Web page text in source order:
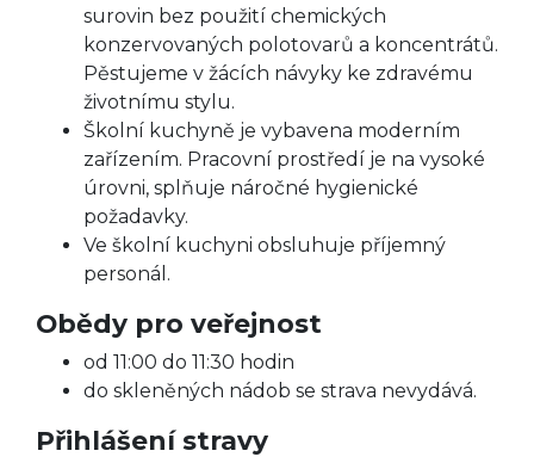
surovin bez použití chemických
konzervovaných polotovarů a koncentrátů.
Pěstujeme v žácích návyky ke zdravému
životnímu stylu.
Školní kuchyně je vybavena moderním
zařízením. Pracovní prostředí je na vysoké
úrovni, splňuje náročné hygienické
požadavky.
Ve školní kuchyni obsluhuje příjemný
personál.
Obědy pro veřejnost
od 11:00 do 11:30 hodin
do skleněných nádob se strava nevydává.
Přihlášení stravy